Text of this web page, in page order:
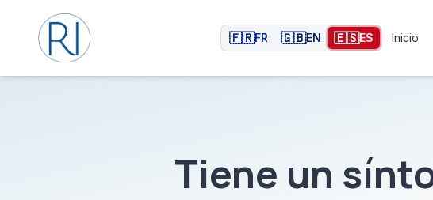
🇫🇷FR 🇬🇧EN 🇪🇸ES Inicio
Tiene un